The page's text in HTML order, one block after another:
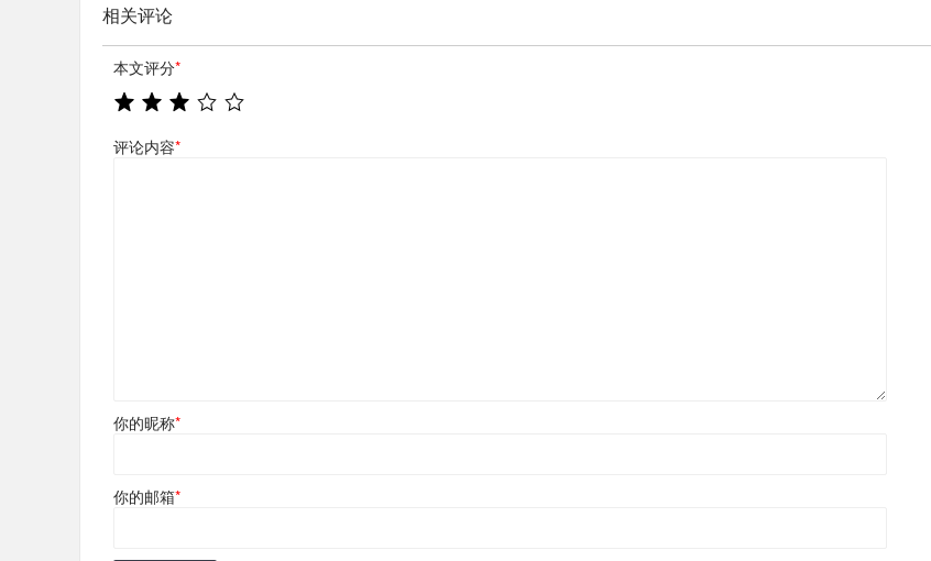
相关评论
本文评分*
评论内容*
你的昵称*
你的邮箱*